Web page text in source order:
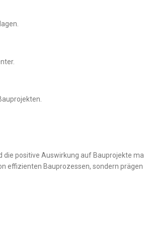
positive Auswirkung auf Bauprojekte
effizienten Bauprozessen, sondern prägen